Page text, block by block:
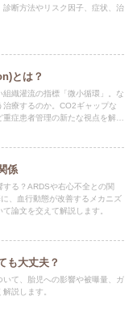
断方法やリスク因子、症状、治
とは？
織灌流の指標「微小循環」。な
療するのか。CO2ギャップな
症患者管理の新たな視点を解説
係
る？ARDSや右心不全との関
、血行動態が改善するメカニズ
論文を交えて解説します。
も大丈夫？
て、胎児への影響や被曝量、ガ
説します。